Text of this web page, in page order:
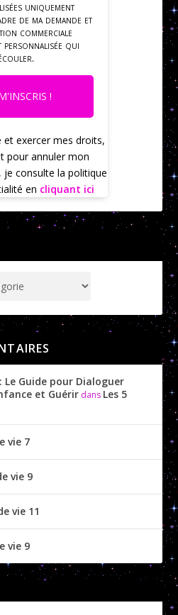
uniquement
de ma demande et
commerciale
personnalisée qui
!
et exercer mes droits,
pour annuler mon
consulte la politique
en cliquant ici
Guide pour Dialoguer
et Guérir dans Les 5
vie 7
vie 9
vie 11
vie 9